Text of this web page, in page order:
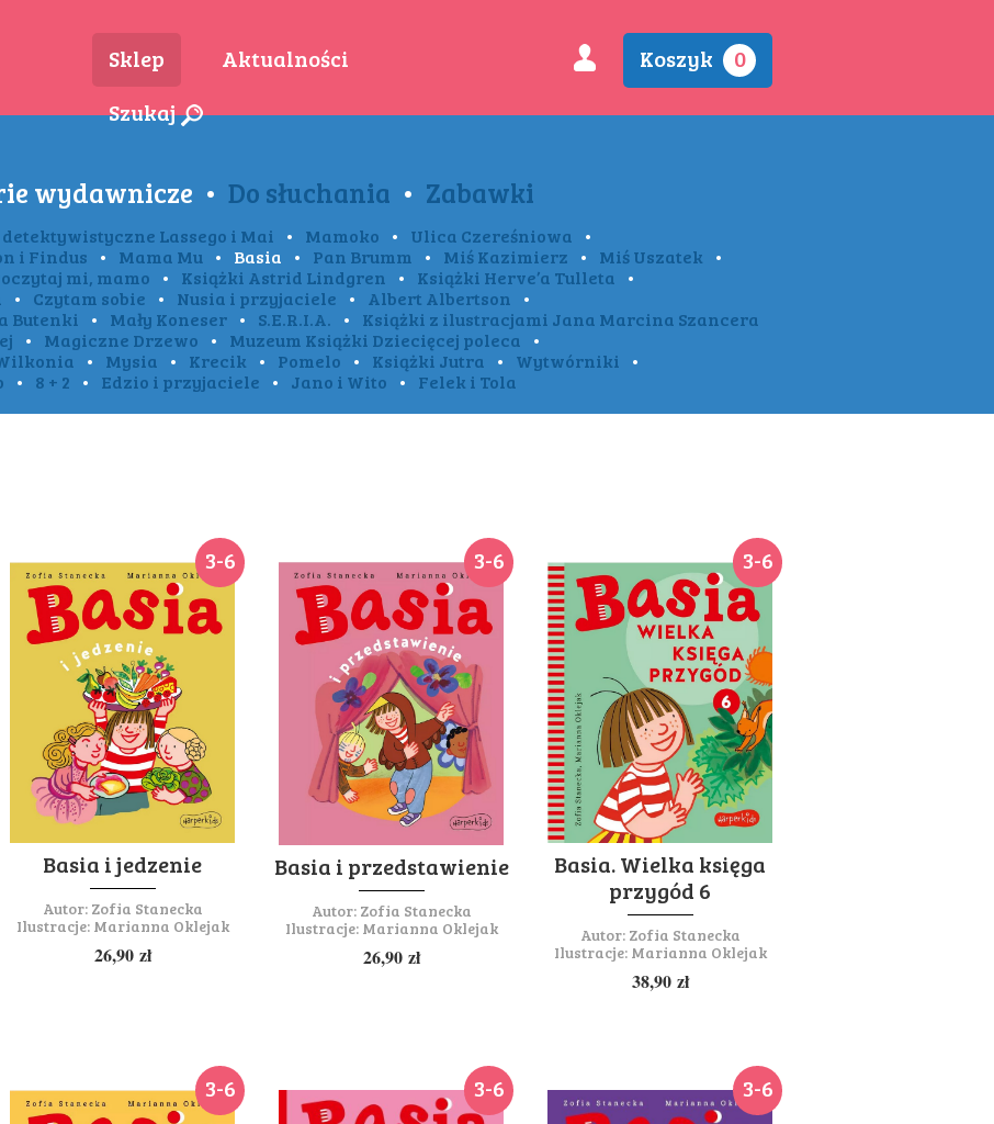
Sklep
Aktualności
Szukaj
Koszyk 0
wydawnicze • Do słuchania • Zabawki
Lassego i Mai • Mamoko • Ulica Czereśniowa
•
i Findus • Mama Mu • Basia • Pan Brumm • Miś Kazimierz • Miś Uszatek
•
mi, mamo • Książki Astrid Lindgren • Książki Herve’a Tulleta
•
• Czytam sobie • Nusia i przyjaciele • Albert Albertson
•
Butenki
• Mały Koneser • S.E.R.I.A. •
Książki z ilustracjami Jana Marcina Szancera
• Magiczne Drzewo • Muzeum Książki Dziecięcej poleca
•
• Mysia • Krecik • Pomelo • Książki Jutra • Wytwórniki
•
• 8 + 2 • Edzio i przyjaciele • Jano i Wito • Felek i Tola
3-6
Basia i jedzenie
Autor: Zofia Stanecka
Ilustracje: Marianna Oklejak
26,90 zł
3-6
Basia i przedstawienie
Autor: Zofia Stanecka
Ilustracje: Marianna Oklejak
26,90 zł
3-6
Basia. Wielka księga
przygód 6
Autor: Zofia Stanecka
Ilustracje: Marianna Oklejak
38,90 zł
3-6 3-6 3-6